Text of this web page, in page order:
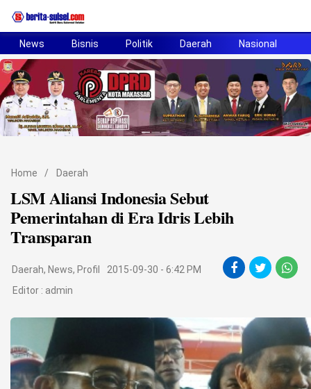
Home
News
Politik
Bisnis
Otomotif
Sport
Life Style
Profil
Opini
News Bisnis Politik Daerah Nasional
Home / Daerah
LSM Aliansi Indonesia Sebut
Pemerintahan di Era Idris Lebih
Transparan
Daerah, News, Profil
2015-09-30 - 6:42 PM
Editor : admin